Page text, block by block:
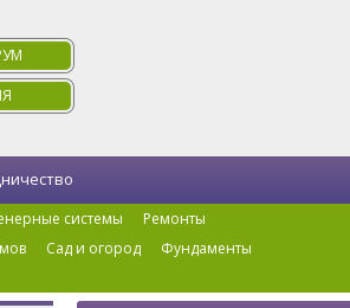
системы
Ремонты
Сад и огород
Фундаменты